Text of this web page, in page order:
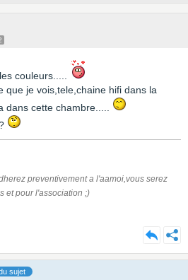
couleurs.....
que je vois,tele,chaine hifi dans la
dans cette chambre.....
preventivement a l'aamoi,vous serez
et pour l'association ;)
sujet